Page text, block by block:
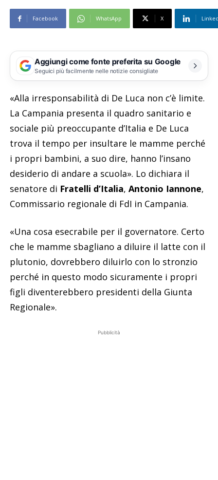
Facebook WhatsApp X
Aggiungi come fonte preferita su Google
Seguici più facilmente nelle notizie consigliate
«Alla irresponsabilità di De Luca non c’è limite.
La Campania presenta il quadro sanitario e
sociale più preoccupante d’Italia e De Luca
trova il tempo per insultare le mamme perché
i propri bambini, a suo dire, hanno l’insano
desiderio di andare a scuola». Lo dichiara il
senatore di Fratelli d’Italia, Antonio Iannone,
Commissario regionale di FdI in Campania.
«Una cosa esecrabile per il governatore. Certo
che le mamme sbagliano a diluire il latte con il
plutonio, dovrebbero diluirlo con lo stronzio
perché in questo modo sicuramente i propri
figli diventerebbero presidenti della Giunta
Regionale».
Pubblicità